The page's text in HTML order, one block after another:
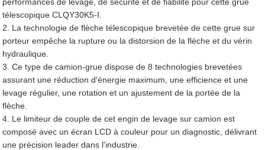
télescopique CLQY30K5-I.
2. La technologie de flèche télescopique brevetée de cette grue sur
porteur empêche la rupture ou la distorsion de la flèche et du vérin
hydraulique.
3. Ce type de camion-grue dispose de 8 technologies brevetées
assurant une réduction d'énergie maximum, une efficience et une
levage régulier, une rotation et un ajustement de la portée de la
flèche.
4. Le limiteur de couple de cet engin de levage sur camion est
composé avec un écran LCD à couleur pour un diagnostic, délivrant
une précision leader dans l'industrie.